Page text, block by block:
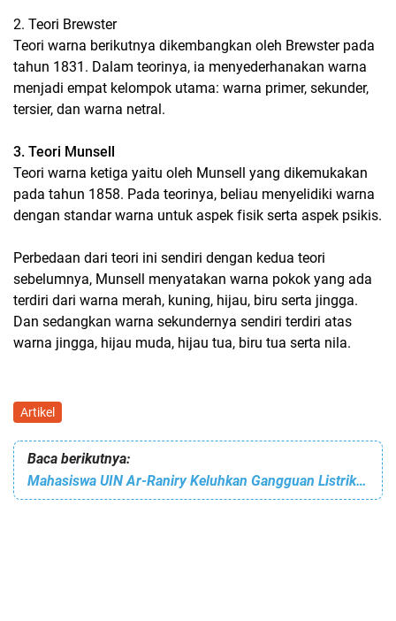
2. Teori Brewster
Teori warna berikutnya dikembangkan oleh Brewster pada
tahun 1831. Dalam teorinya, ia menyederhanakan warna
menjadi empat kelompok utama: warna primer, sekunder,
tersier, dan warna netral.
3. Teori Munsell
Teori warna ketiga yaitu oleh Munsell yang dikemukakan
pada tahun 1858. Pada teorinya, beliau menyelidiki warna
dengan standar warna untuk aspek fisik serta aspek psikis.
Perbedaan dari teori ini sendiri dengan kedua teori
sebelumnya, Munsell menyatakan warna pokok yang ada
terdiri dari warna merah, kuning, hijau, biru serta jingga.
Dan sedangkan warna sekundernya sendiri terdiri atas
warna jingga, hijau muda, hijau tua, biru tua serta nila.
Artikel
Baca berikutnya:
Mahasiswa UIN Ar-Raniry Keluhkan Gangguan Listrik serta Jaringan di Banda Aceh dan Aceh Besar